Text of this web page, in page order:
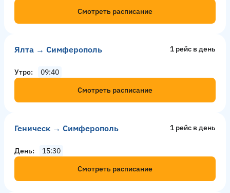
Смотреть расписание
Ялта → Симферополь 1 рейс в день
Утро
09:40
Смотреть расписание
Геническ → Симферополь 1 рейс в день
День
15:30
Смотреть расписание